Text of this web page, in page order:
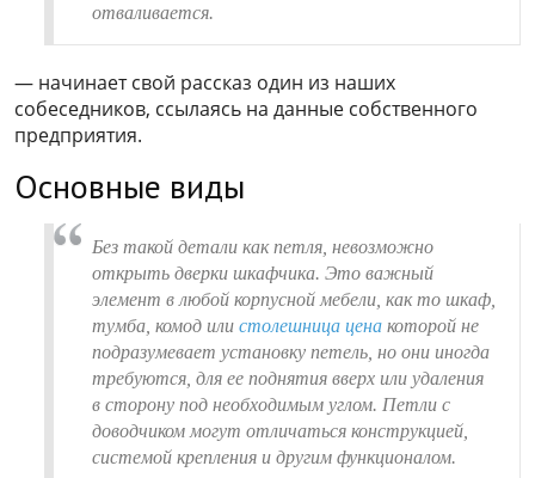
отваливается.
— начинает свой рассказ один из наших
собеседников, ссылаясь на данные собственного
предприятия.
Основные виды
Без такой детали как петля, невозможно
открыть дверки шкафчика. Это важный
элемент в любой корпусной мебели, как то шкаф,
тумба, комод или столешница цена которой не
подразумевает установку петель, но они иногда
требуются, для ее поднятия вверх или удаления
в сторону под необходимым углом. Петли с
доводчиком могут отличаться конструкцией,
системой крепления и другим функционалом.